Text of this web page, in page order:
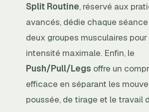
Split Routine, réservé aux
avancés, dédie chaque séance
deux groupes musculaires pour
intensité maximale. Enfin, le
Push/Pull/Legs offre un
efficace en séparant les
poussée, de tirage et le travail